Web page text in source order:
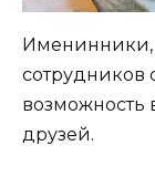
Именинники,
сотрудников
возможность
друзей.